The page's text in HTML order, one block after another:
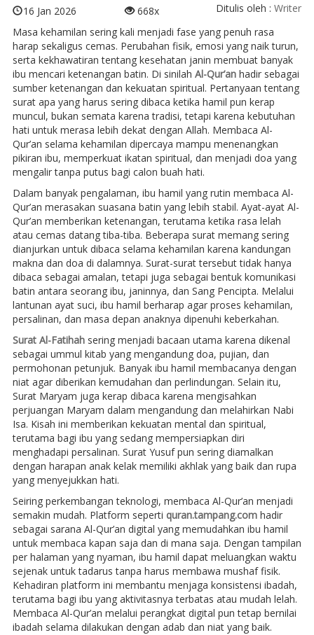
16 Jan 2026 668x Ditulis oleh :Writer
Masa kehamilan sering kali menjadi fase yang penuh rasa
harap sekaligus cemas. Perubahan fisik, emosi yang naik turun,
serta kekhawatiran tentang kesehatan janin membuat banyak
ibu mencari ketenangan batin. Di sinilah Al-Qur’anhadir sebagai
sumber ketenangan dan kekuatan spiritual. Pertanyaan tentang
surat apa yang harus sering dibaca ketika hamil pun kerap
muncul, bukan semata karena tradisi, tetapi karena kebutuhan
hati untuk merasa lebih dekat dengan Allah. Membaca Al-
Qur’an selama kehamilan dipercaya mampu menenangkan
pikiran ibu, memperkuat ikatan spiritual, dan menjadi doa yang
mengalir tanpa putus bagi calon buah hati.
Dalam banyak pengalaman, ibu hamil yang rutin membaca Al-
Qur’an merasakan suasana batin yang lebih stabil. Ayat-ayat Al-
Qur’an memberikan ketenangan, terutama ketika rasa lelah
atau cemas datang tiba-tiba. Beberapa surat memang sering
dianjurkan untuk dibaca selama kehamilan karena kandungan
makna dan doa di dalamnya. Surat-surat tersebut tidak hanya
dibaca sebagai amalan, tetapi juga sebagai bentuk komunikasi
batin antara seorang ibu, janinnya, dan Sang Pencipta. Melalui
lantunan ayat suci, ibu hamil berharap agar proses kehamilan,
persalinan, dan masa depan anaknya dipenuhi keberkahan.
Surat Al-Fatihahsering menjadi bacaan utama karena dikenal
sebagai ummul kitab yang mengandung doa, pujian, dan
permohonan petunjuk. Banyak ibu hamil membacanya dengan
niat agar diberikan kemudahan dan perlindungan. Selain itu,
Surat Maryam juga kerap dibaca karena mengisahkan
perjuangan Maryam dalam mengandung dan melahirkan Nabi
Isa. Kisah ini memberikan kekuatan mental dan spiritual,
terutama bagi ibu yang sedang mempersiapkan diri
menghadapi persalinan. Surat Yusuf pun sering diamalkan
dengan harapan anak kelak memiliki akhlak yang baik dan rupa
yang menyejukkan hati.
Seiring perkembangan teknologi, membaca Al-Qur’an menjadi
semakin mudah. Platform seperti quran.tampang.comhadir
sebagai sarana Al-Qur’an digital yang memudahkan ibu hamil
untuk membaca kapan saja dan di mana saja. Dengan tampilan
per halaman yang nyaman, ibu hamil dapat meluangkan waktu
sejenak untuk tadarus tanpa harus membawa mushaf fisik.
Kehadiran platform ini membantu menjaga konsistensi ibadah,
terutama bagi ibu yang aktivitasnya terbatas atau mudah lelah.
Membaca Al-Qur’an melalui perangkat digital pun tetap bernilai
ibadah selama dilakukan dengan adab dan niat yang baik.